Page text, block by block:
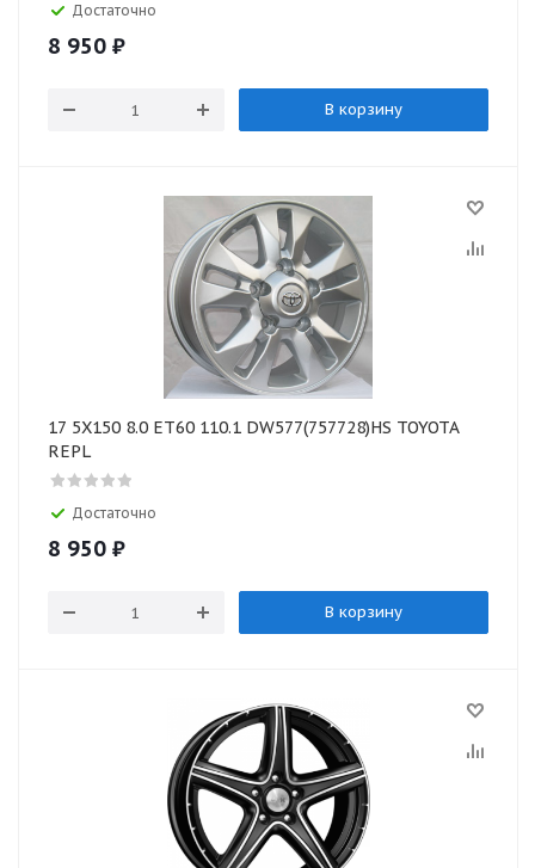
Достаточно
8 950 ₽
В корзину
17 5X150 8.0 ET60 110.1 DW577(757728)HS TOYOTA
REPL
Достаточно
8 950 ₽
В корзину